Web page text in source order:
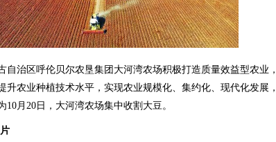
治区呼伦贝尔农垦集团大河湾农场积极打造质量效益型农业，
升农业种植技术水平，实现农业规模化、集约化、现代化发展，
10月20日，大河湾农场集中收割大豆。